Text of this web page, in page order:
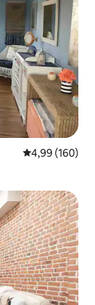
4,99 av 5 i
4,99 (160)